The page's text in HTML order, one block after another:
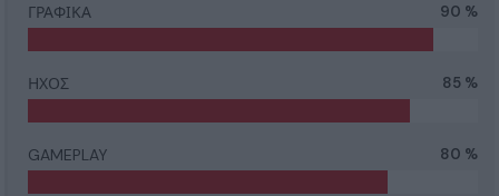
ΓΡΑΦΙΚΑ 90 %
ΗΧΟΣ 85 %
GAMEPLAY 80 %